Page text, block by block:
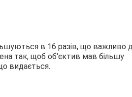
в 16 разів, що важливо
так, щоб об'єктив мав більшу
видається.